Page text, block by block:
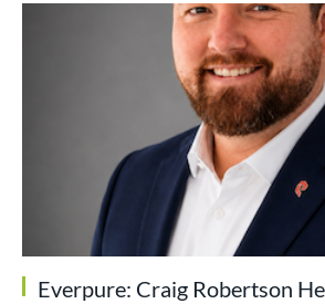
Everpure: Craig Robertson